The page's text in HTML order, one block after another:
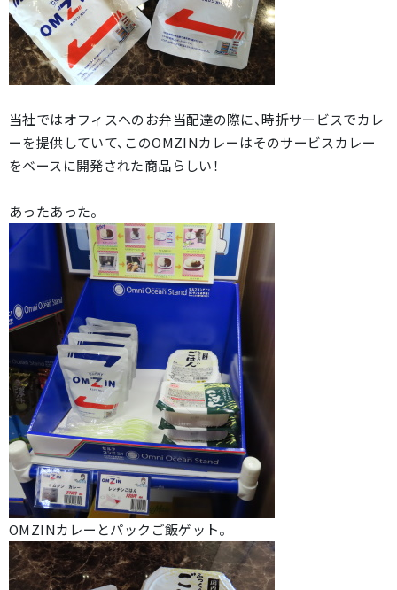
当社ではオフィスへのお弁当配達の際に、時折サービスでカレ
ーを提供していて、このOMZINカレーはそのサービスカレー
をベースに開発された商品らしい！
あったあった。
OMZINカレーとパックご飯ゲット。